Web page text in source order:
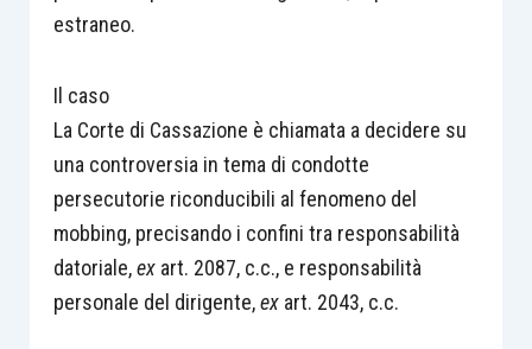
estraneo.
Il caso
La Corte di Cassazione è chiamata a decidere su
una controversia in tema di condotte
persecutorie riconducibili al fenomeno del
mobbing, precisando i confini tra responsabilità
datoriale,ex art. 2087, c.c., e responsabilità
personale del dirigente,ex art. 2043, c.c.